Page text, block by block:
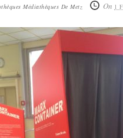
Médiathèques De Metz On 1